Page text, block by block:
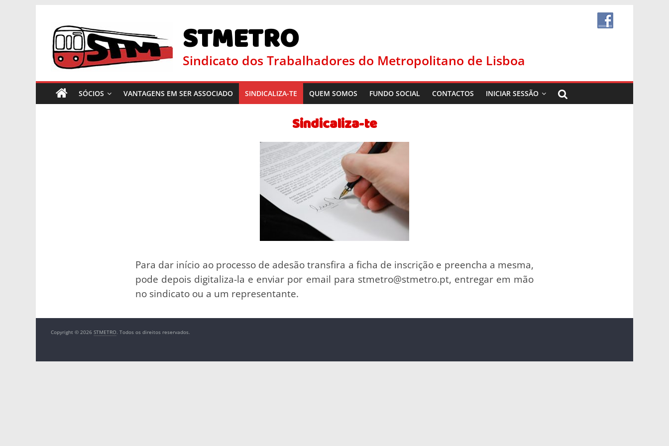
STMETRO
Sindicato dos Trabalhadores do Metropolitano de Lisboa
SÓCIOS VANTAGENS EM SER ASSOCIADO SINDICALIZA-TE QUEM SOMOS FUNDO SOCIAL CONTACTOS INICIAR SESSÃO
Sindicaliza-te
Para dar início ao processo de adesão transfira a ficha de inscrição e preencha a mesma,
pode depois digitaliza-la e enviar por email para stmetro@stmetro.pt, entregar em mão
no sindicato ou a um representante.
Copyright © 2026 STMETRO. Todos os direitos reservados.